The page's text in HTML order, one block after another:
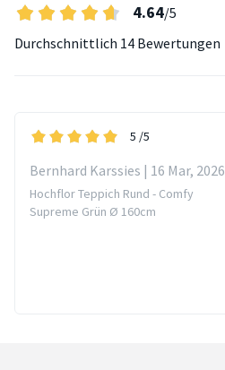
4.64/5
Durchschnittlich 14 Bewertungen
5 /5
Bernhard Karssies | 16 Mar, 2026
Hochflor Teppich Rund - Comfy
Supreme Grün Ø 160cm